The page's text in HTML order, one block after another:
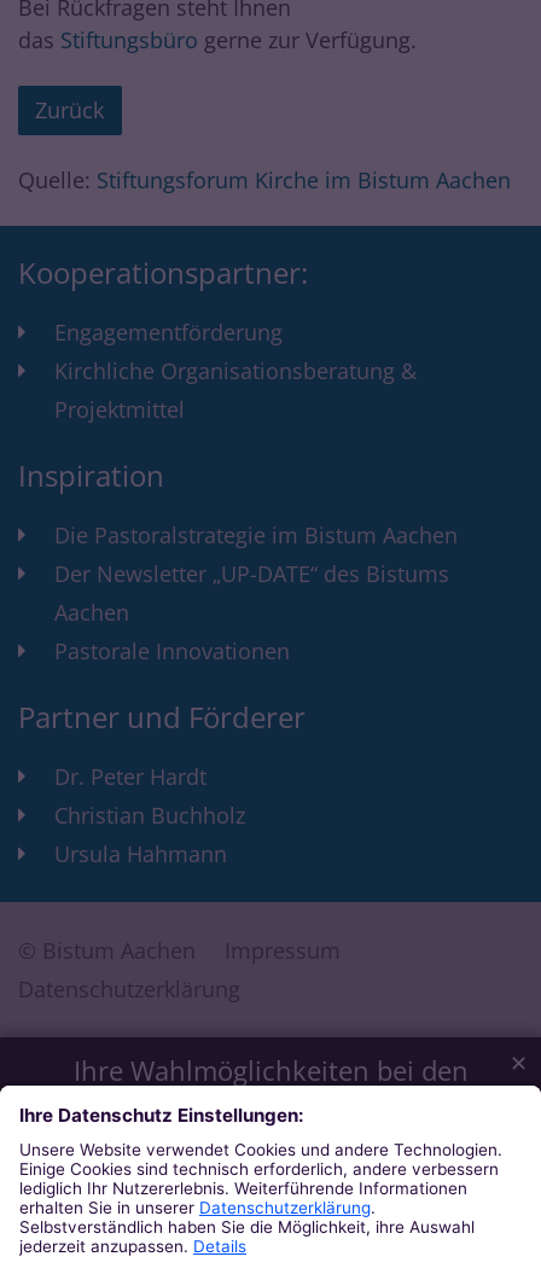
Ihre Wahlmöglichkeiten bei den
Einstellungen zum Datenschutz
Wir möchten Ihnen ein optimales Webseiten-Erlebnis bieten.
Dazu verwenden wir Cookies, die für das Funktionieren
unserer Website notwendig sind. Mit Ihrer Zustimmung
verwenden wir auch Cookies und andere Technologien, die
zur Anzeige externer Inhalte (Videos über Youtube, Audios
über Soundcloud, Karten über MapTiler ...) oder zu
✕
Bei Rückfragen steht Ihnen
das Stiftungsbüro gerne zur Verfügung.
Zurück
Quelle: Stiftungsforum Kirche im Bistum Aachen
Kooperationspartner:
Engagementförderung
Kirchliche Organisationsberatung &
Projektmittel
Inspiration
Die Pastoralstrategie im Bistum Aachen
Der Newsletter „UP-DATE“ des Bistums
Aachen
Pastorale Innovationen
Partner und Förderer
Dr. Peter Hardt
Christian Buchholz
Ursula Hahmann
© Bistum Aachen
Impressum
Datenschutzerklärung